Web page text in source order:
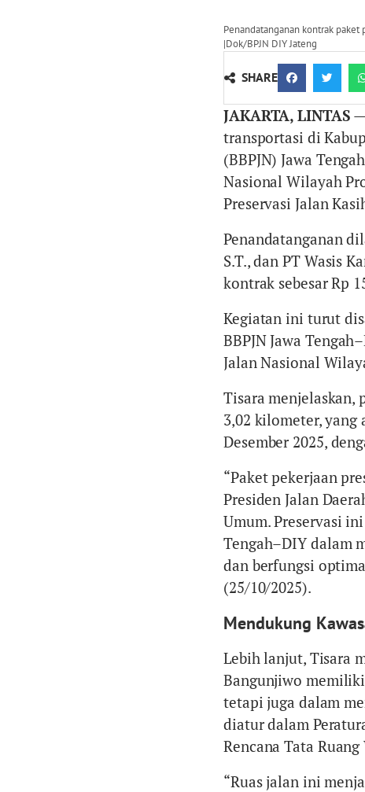
Penandatanganan kontrak
|Dok/BPJN DIY Jateng
SHARE
JAKARTA, LINTAS
transportasi di
(BBPJN) Jawa
Nasional Wilayah
Preservasi Jalan
Penandatanganan
S.T., dan PT Wasis
kontrak sebesar Rp
Kegiatan ini turut
BBPJN Jawa
Jalan Nasional
Tisara menjelaskan,
3,02 kilometer, yang
Desember 2025,
“Paket pekerjaan
Presiden Jalan
Umum. Preservasi
Tengah–DIY dalam
dan berfungsi
(25/10/2025).
Mendukung
Lebih lanjut, Tisara
Bangunjiwo
tetapi juga dalam
diatur dalam
Rencana Tata
“Ruas jalan ini